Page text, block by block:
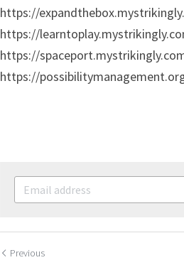
https://
https://
https://
https://
Previous